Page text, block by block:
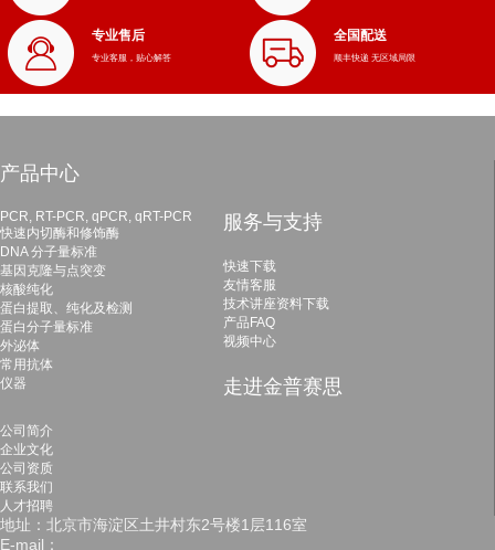
专业售后
专业客服，贴心解答
全国配送
顺丰快递 无区域局限
产品中心
PCR, RT-PCR, qPCR, qRT-PCR
快速内切酶和修饰酶
DNA 分子量标准
基因克隆与点突变
核酸纯化
蛋白提取、纯化及检测
蛋白分子量标准
外泌体
常用抗体
仪器
服务与支持
快速下载
友情客服
技术讲座资料下载
产品FAQ
视频中心
走进金普赛思
公司简介
企业文化
公司资质
联系我们
人才招聘
地址：北京市海淀区土井村东2号楼1层116室
E-mail：